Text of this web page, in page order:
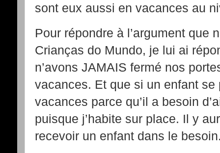
sont eux aussi en vacances au
Pour répondre à l’argument que
Crianças do Mundo, je lui ai
n’avons JAMAIS fermé nos
vacances. Et que si un enfant
vacances parce qu’il a besoin
puisque j’habite sur place. Il y
recevoir un enfant dans le